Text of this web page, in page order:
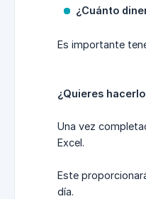
¿Cuánto
Es importante
¿Quieres
Una vez
Excel.
Este
día.